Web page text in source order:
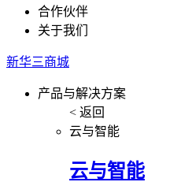
合作伙伴
关于我们
新华三商城
产品与解决方案
< 返回
云与智能
云与智能